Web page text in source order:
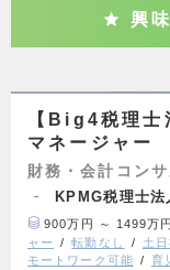
興
【Big4税理士
マネージャー
財務・会計コンサ
KPMG税理士法
900万円 ～ 1499万円
ャー
転勤なし 土
モートワーク可能
育